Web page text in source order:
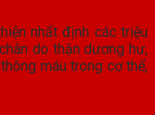
nhất định các triệu
do thận dương hư,
máu trong cơ thể,